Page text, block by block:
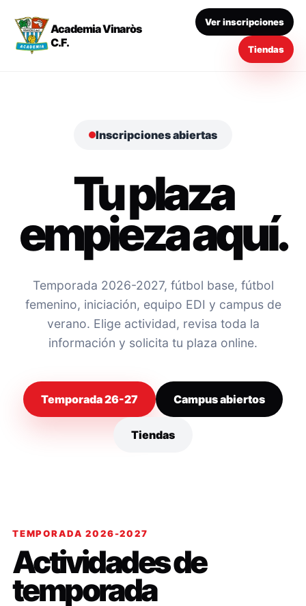
Academia Vinaròs
C.F.
Ver inscripciones
Tiendas
Inscripciones abiertas
Tu plaza
empieza aquí.
Temporada 2026-2027, fútbol base, fútbol
femenino, iniciación, equipo EDI y campus de
verano. Elige actividad, revisa toda la
información y solicita tu plaza online.
Temporada 26-27 Campus abiertos
Tiendas
TEMPORADA 2026-2027
Actividades de
temporada